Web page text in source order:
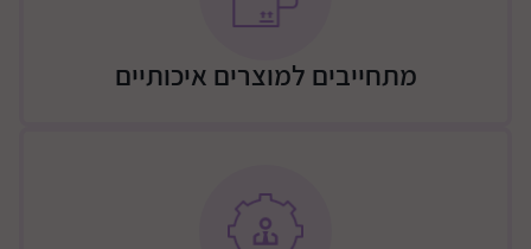
מופעל ע"י 3 סוללות AA (לא כלולות)
מתחייבים למוצרים איכותיים